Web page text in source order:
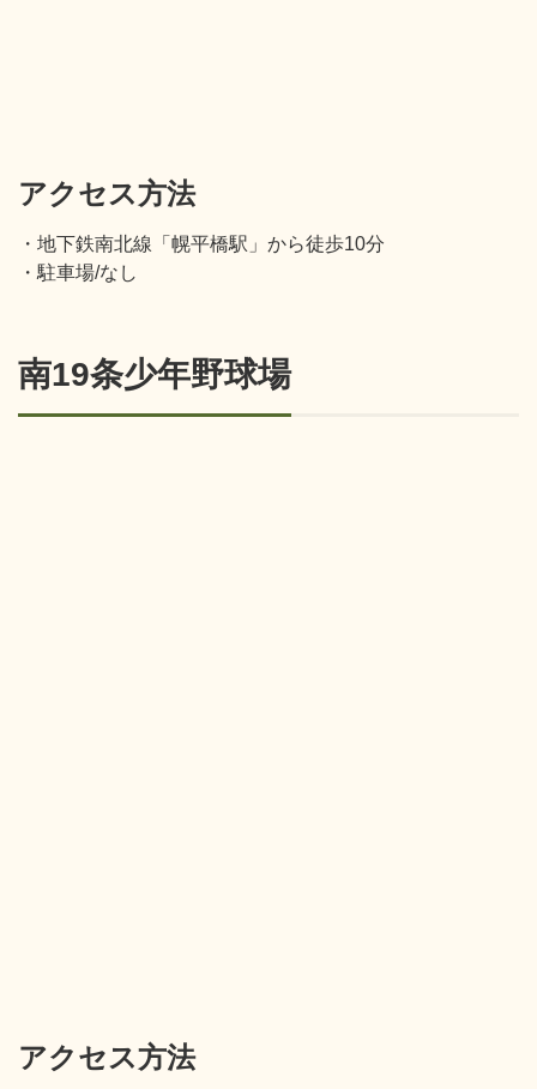
アクセス方法
・地下鉄南北線「幌平橋駅」から徒歩10分
・駐車場/なし
南19条少年野球場
アクセス方法